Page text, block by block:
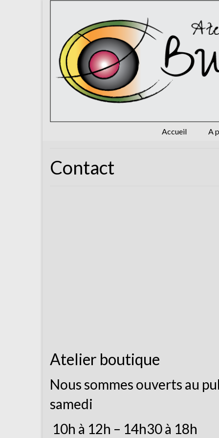
Accueil A
Contact
Atelier boutique
Nous sommes ouverts au
samedi
10h à 12h – 14h30 à 18h